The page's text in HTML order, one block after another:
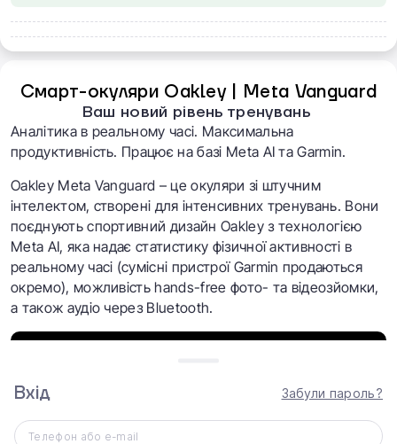
Смарт-окуляри Oakley | Meta Vanguard
Ваш новий рівень тренувань
Аналітика в реальному часі. Максимальна
продуктивність. Працює на базі Meta AI та Garmin.
Oakley Meta Vanguard – це окуляри зі штучним
інтелектом, створені для інтенсивних тренувань. Вони
поєднують спортивний дизайн Oakley з технологією
Meta AI, яка надає статистику фізичної активності в
реальному часі (сумісні пристрої Garmin продаються
окремо), можливість hands-free фото- та відеозйомки,
а також аудіо через Bluetooth.
Вхід Забули пароль?
Телефон або e-mail